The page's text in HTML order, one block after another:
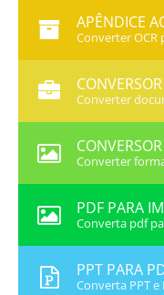
APÊNDICE
Converter
Converter
Converter
PDF PARA
Converta pdf
PPT PARA
Converta PPT e